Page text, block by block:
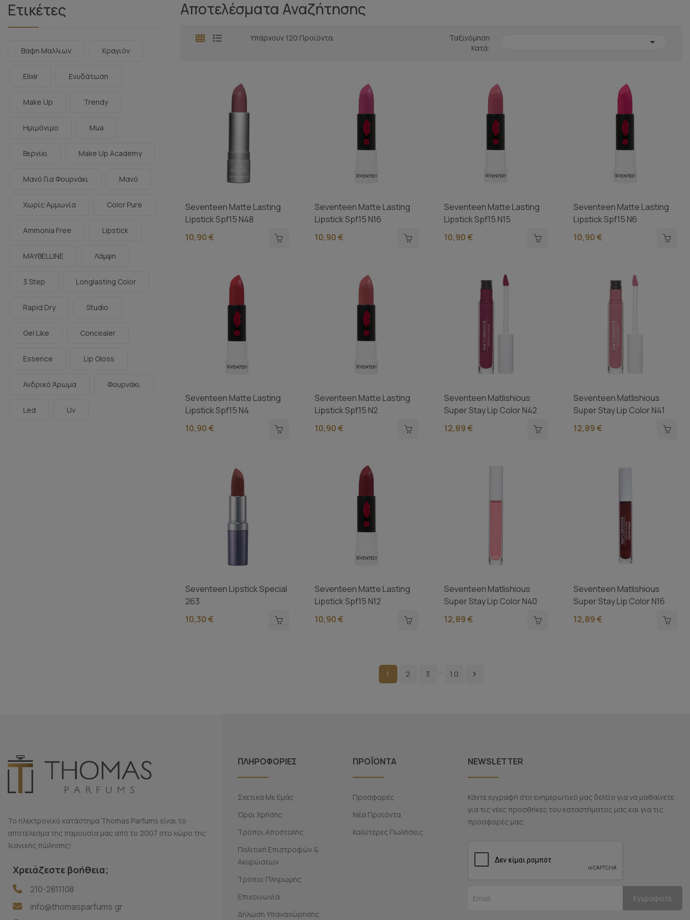
Ετικέτες
Βαφη Μαλλιων Κραγιόν
Elixir Ενυδάτωση
Make Up Trendy
Ημιμόνιμο Mua
Βερνίκι Make Up Academy
Μανό Για Φουρνάκι Μανό
Χωρίς Αμμωνία Color Pure
Ammonia Free Lipstick
MAYBELLINE Λάμψη
3 Step Longlasting Color
Rapid Dry Studio
Gel Like Concealer
Essence Lip Gloss
Ανδρικό Άρωμα Φουρνάκι
Led Uv
Αποτελέσματα Αναζήτησης
Υπάρχουν 120 Προϊόντα.
Ταξινόμηση
Κατά:

Seventeen Matte Lasting
Lipstick Spf15 N48
10,90 €
Seventeen Matte Lasting
Lipstick Spf15 N16
10,90 €
Seventeen Matte Lasting
Lipstick Spf15 N15
10,90 €
Seventeen Matte Lasting
Lipstick Spf15 N6
10,90 €
Seventeen Matte Lasting
Lipstick Spf15 N4
10,90 €
Seventeen Matte Lasting
Lipstick Spf15 N2
10,90 €
Seventeen Matlishious
Super Stay Lip Color N42
12,89 €
Seventeen Matlishious
Super Stay Lip Color N41
12,89 €
Seventeen Lipstick Special
263
10,30 €
Seventeen Matte Lasting
Lipstick Spf15 N12
10,90 €
Seventeen Matlishious
Super Stay Lip Color N40
12,89 €
Seventeen Matlishious
Super Stay Lip Color N16
12,89 €
1 2 3 … 10 
Το ηλεκτρονικό κατάστημα Thomas Parfums είναι το
αποτέλεσμα της παρουσία μας από το 2007 στο χώρο της
λιανικής πώλησης!
Χρειάζεστε βοήθεια;
210-2811108
info@thomasparfums.gr
ΠΛΗΡΟΦΟΡΊΕΣ
Σχετικά Με Εμάς
Όροι Χρήσης
Τρόποι Αποστολής
Πολιτική Επιστροφών &
Ακυρώσεων
Τρόποι Πληρωμής
Επικοινωνία
Δήλωση Υπαναχώρησης
ΠΡΟΪΌΝΤΑ
Προσφορές
Νέα Προϊόντα
Καλύτερες Πωλήσεις
NEWSLETTER
Κάντε εγγραφή στο ενημερωτικό μας δελτίο για να μαθαίνετε
για τις νέες προσθήκες του καταστήματος μας και για τις
προσφορές μας.